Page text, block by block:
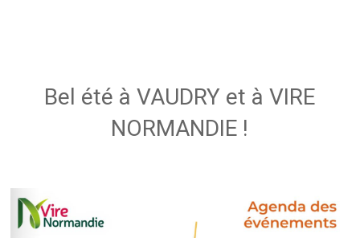
Bel été à VAUDRY et à VIRE
NORMANDIE !